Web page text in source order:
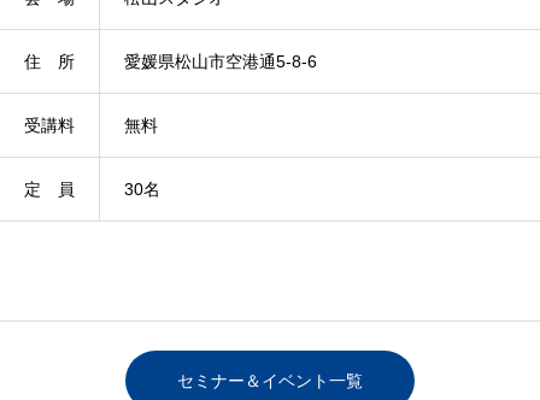
住 所 愛媛県松山市空港通5-8-6
受講料 無料
定 員 30名
セミナー＆イベント一覧